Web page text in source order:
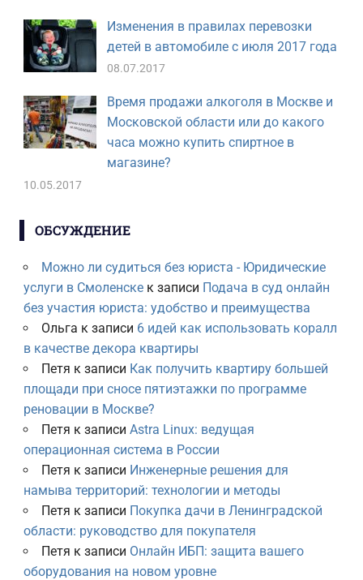
Изменения в правилах перевозки
детей в автомобиле с июля 2017 года
08.07.2017
Время продажи алкоголя в Москве и
Московской области или до какого
часа можно купить спиртное в
магазине?
10.05.2017
ОБСУЖДЕНИЕ
Можно ли судиться без юриста - Юридические
услуги в Смоленскек записи Подача в суд онлайн
без участия юриста: удобство и преимущества
Ольга к записи 6 идей как использовать коралл
в качестве декора квартиры
Петя к записи Как получить квартиру большей
площади при сносе пятиэтажки по программе
реновации в Москве?
Петя к записи Astra Linux: ведущая
операционная система в России
Петя к записи Инженерные решения для
намыва территорий: технологии и методы
Петя к записи Покупка дачи в Ленинградской
области: руководство для покупателя
Петя к записи Онлайн ИБП: защита вашего
оборудования на новом уровне